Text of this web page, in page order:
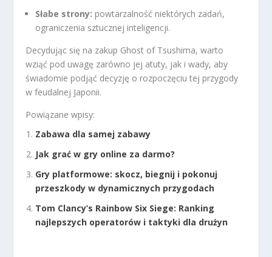
Słabe strony: powtarzalność niektórych zadań,
ograniczenia sztucznej inteligencji.
Decydując się na zakup Ghost of Tsushima, warto
wziąć pod uwagę zarówno jej atuty, jak i wady, aby
świadomie podjąć decyzję o rozpoczęciu tej przygody
w feudalnej Japonii.
Powiązane wpisy:
Zabawa dla samej zabawy
Jak grać w gry online za darmo?
Gry platformowe: skocz, biegnij i pokonuj
przeszkody w dynamicznych przygodach
Tom Clancy’s Rainbow Six Siege: Ranking
najlepszych operatorów i taktyki dla drużyn